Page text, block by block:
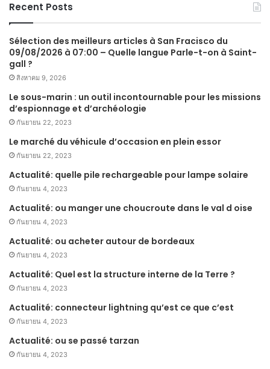
Recent Posts
Sélection des meilleurs articles à San Fracisco du
09/08/2026 à 07:00 – Quelle langue Parle-t-on à Saint-
gall ?
สิงหาคม 9, 2026
Le sous-marin : un outil incontournable pour les missions
d’espionnage et d’archéologie
กันยายน 22, 2023
Le marché du véhicule d’occasion en plein essor
กันยายน 22, 2023
Actualité: quelle pile rechargeable pour lampe solaire
กันยายน 4, 2023
Actualité: ou manger une choucroute dans le val d oise
กันยายน 4, 2023
Actualité: ou acheter autour de bordeaux
กันยายน 4, 2023
Actualité: Quel est la structure interne de la Terre ?
กันยายน 4, 2023
Actualité: connecteur lightning qu’est ce que c’est
กันยายน 4, 2023
Actualité: ou se passé tarzan
กันยายน 4, 2023